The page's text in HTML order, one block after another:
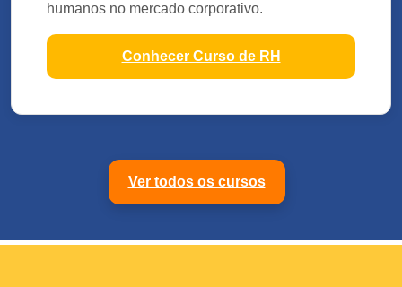
humanos no mercado corporativo.
Conhecer Curso de RH
Ver todos os cursos